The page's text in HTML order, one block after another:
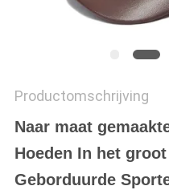
Productomschrijving
Naar maat
Hoeden In het
Geborduurde